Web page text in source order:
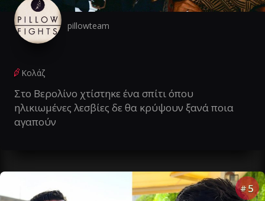
pillowteam
Κολάζ
Στο Βερολίνο χτίστηκε ένα σπίτι όπου
ηλικιωμένες λεσβίες δε θα κρύψουν ξανά ποια
αγαπούν
# 5